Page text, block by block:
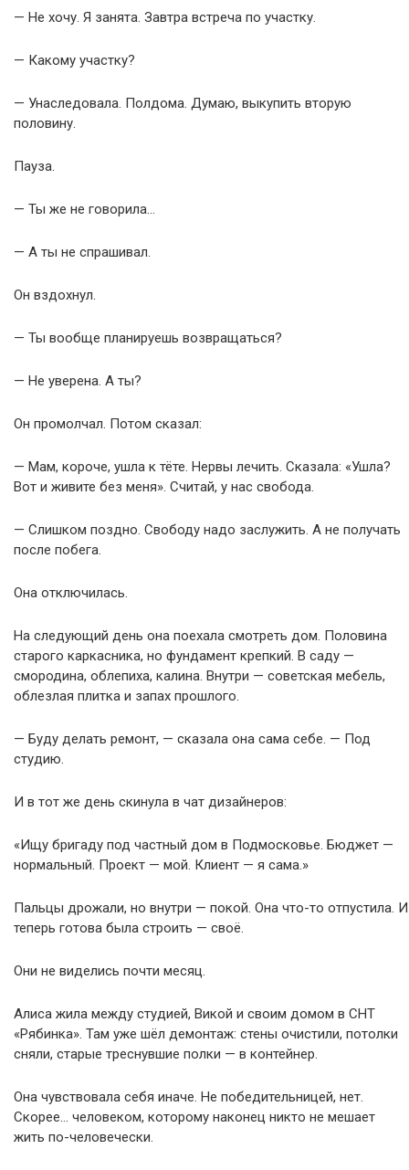
— Не хочу. Я занята. Завтра встреча по участку.
— Какому участку?
— Унаследовала. Полдома. Думаю, выкупить вторую
половину.
Пауза.
— Ты же не говорила…
— А ты не спрашивал.
Он вздохнул.
— Ты вообще планируешь возвращаться?
— Не уверена. А ты?
Он промолчал. Потом сказал:
— Мам, короче, ушла к тёте. Нервы лечить. Сказала: «Ушла?
Вот и живите без меня». Считай, у нас свобода.
— Слишком поздно. Свободу надо заслужить. А не получать
после побега.
Она отключилась.
На следующий день она поехала смотреть дом. Половина
старого каркасника, но фундамент крепкий. В саду —
смородина, облепиха, калина. Внутри — советская мебель,
облезлая плитка и запах прошлого.
— Буду делать ремонт, — сказала она сама себе. — Под
студию.
И в тот же день скинула в чат дизайнеров:
«Ищу бригаду под частный дом в Подмосковье. Бюджет —
нормальный. Проект — мой. Клиент — я сама.»
Пальцы дрожали, но внутри — покой. Она что-то отпустила. И
теперь готова была строить — своё.
Они не виделись почти месяц.
Алиса жила между студией, Викой и своим домом в СНТ
«Рябинка». Там уже шёл демонтаж: стены очистили, потолки
сняли, старые треснувшие полки — в контейнер.
Она чувствовала себя иначе. Не победительницей, нет.
Скорее… человеком, которому наконец никто не мешает
жить по-человечески.